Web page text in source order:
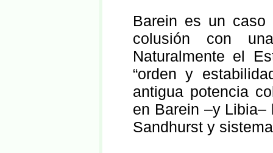
Barein es un
colusión con una
Naturalmente el
“orden y
antigua potencia
en Barein –y Libia–
Sandhurst y